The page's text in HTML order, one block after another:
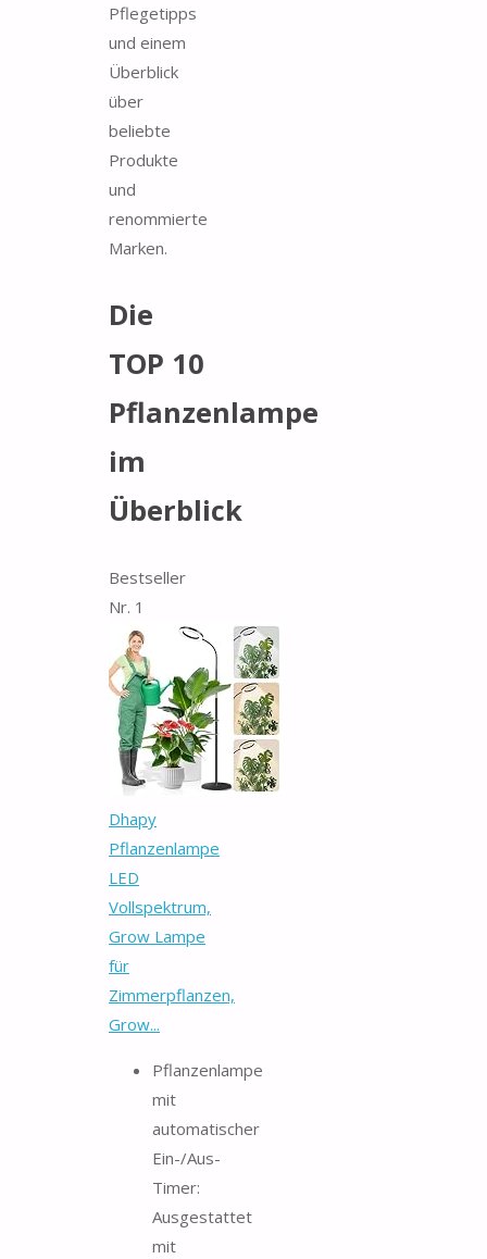
Pflegetipps
und einem
Überblick
über
beliebte
Produkte
und
renommierte
Marken.
Die
TOP 10
Pflanzenlampe
im
Überblick
Bestseller
Nr. 1
Dhapy
Pflanzenlampe
LED
Vollspektrum,
Grow Lampe
für
Zimmerpflanzen,
Grow...
Pflanzenlampe
mit
automatischer
Ein-/Aus-
Timer:
Ausgestattet
mit